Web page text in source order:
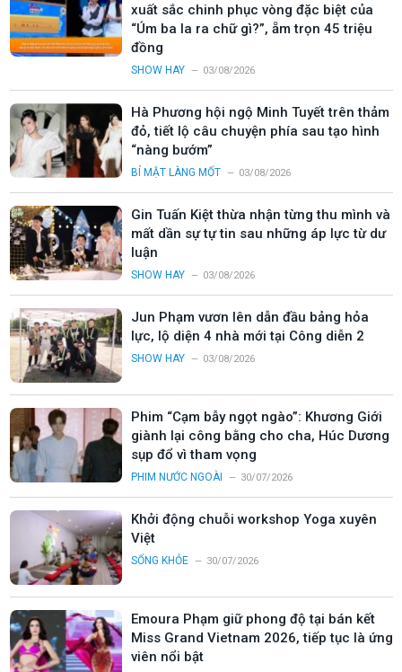
xuất sắc chinh phục vòng đặc biệt của
“Úm ba la ra chữ gì?”, ẵm trọn 45 triệu
đồng
SHOW HAY 03/08/2026
Hà Phương hội ngộ Minh Tuyết trên thảm
đỏ, tiết lộ câu chuyện phía sau tạo hình
“nàng bướm”
BÍ MẬT LÀNG MỐT 03/08/2026
Gin Tuấn Kiệt thừa nhận từng thu mình và
mất dần sự tự tin sau những áp lực từ dư
luận
SHOW HAY 03/08/2026
Jun Phạm vươn lên dẫn đầu bảng hỏa
lực, lộ diện 4 nhà mới tại Công diễn 2
SHOW HAY 03/08/2026
Phim “Cạm bẫy ngọt ngào”: Khương Giới
giành lại công bằng cho cha, Húc Dương
sụp đổ vì tham vọng
PHIM NƯỚC NGOÀI 30/07/2026
Khởi động chuỗi workshop Yoga xuyên
Việt
SỐNG KHỎE 30/07/2026
Emoura Phạm giữ phong độ tại bán kết
Miss Grand Vietnam 2026, tiếp tục là ứng
viên nổi bật